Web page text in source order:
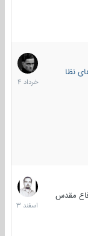
نظامی خارجی
5
خرداد
1404
مقدس
20
اسفند
1403